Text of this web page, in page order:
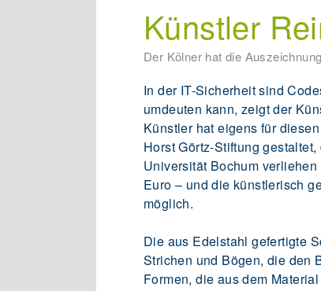
Künstler
Der Kölner hat die
In der IT-Sicherheit sind
umdeuten kann, zeigt der
Künstler hat eigens für
Horst Görtz-Stiftung
Universität Bochum
Euro – und die künstlerisch
möglich.
Die aus Edelstahl gefertigte
Strichen und Bögen, die den
Formen, die aus dem